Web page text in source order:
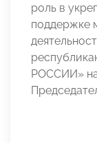
роль в
поддержке
РОССИИ»